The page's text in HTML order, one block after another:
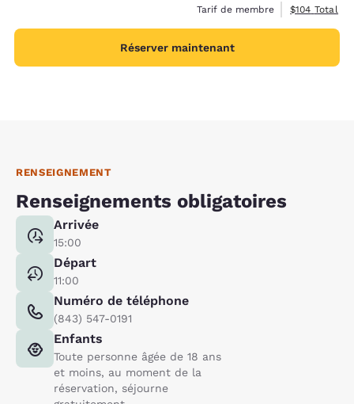
Tarif de membre
Afficher les
$104 Total
Réserver maintenant
RENSEIGNEMENT
Renseignements obligatoires
Arrivée
15:00
Départ
11:00
Numéro de téléphone
(843) 547-0191
Enfants
Toute personne âgée de 18 ans
et moins, au moment de la
réservation, séjourne